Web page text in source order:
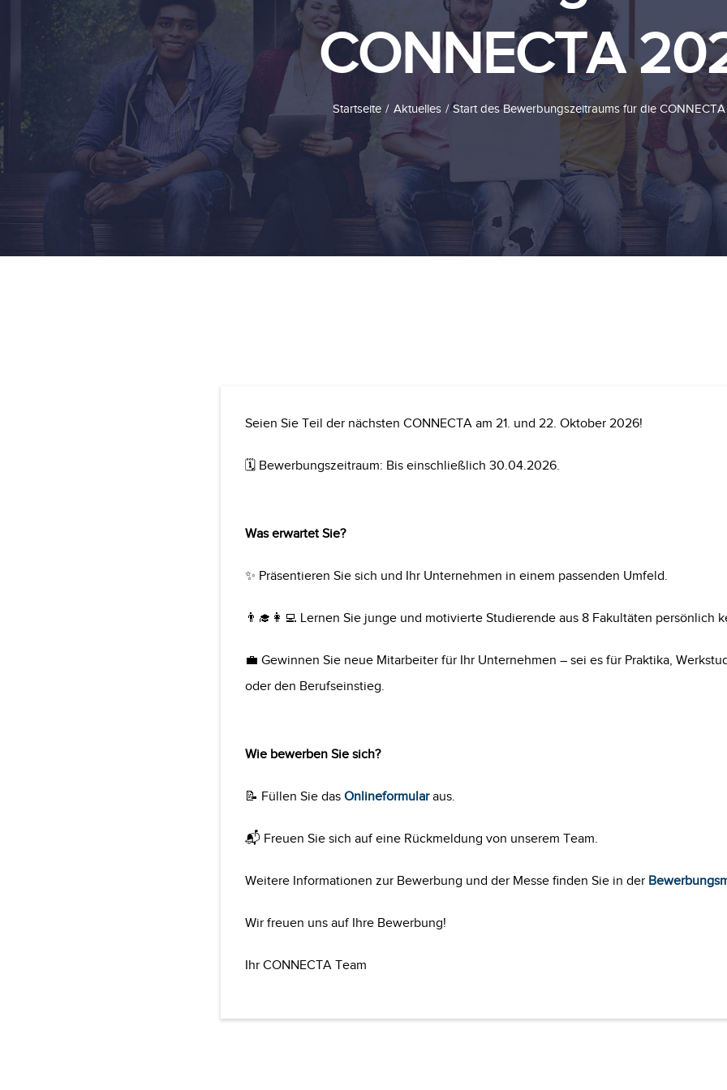
CONNECTA
Startseite Aktuelles Start des Bewerbungszeitraums für die
Seien Sie Teil der nächsten CONNECTA am 21. und 22. Oktober 2026!
🗓️ Bewerbungszeitraum: Bis einschließlich 30.04.2026.
Was erwartet Sie?
✨ Präsentieren Sie sich und Ihr Unternehmen in einem passenden Umfeld.
👨‍🎓👩‍💻 Lernen Sie junge und motivierte Studierende aus 8 Fakultäten persönlich
💼 Gewinnen Sie neue Mitarbeiter für Ihr Unternehmen – sei es für Praktika,
oder den Berufseinstieg.
Wie bewerben Sie sich?
📝 Füllen Sie das Onlineformular aus.
📬 Freuen Sie sich auf eine Rückmeldung von unserem Team.
Weitere Informationen zur Bewerbung und der Messe finden Sie in der
Wir freuen uns auf Ihre Bewerbung!
Ihr CONNECTA Team